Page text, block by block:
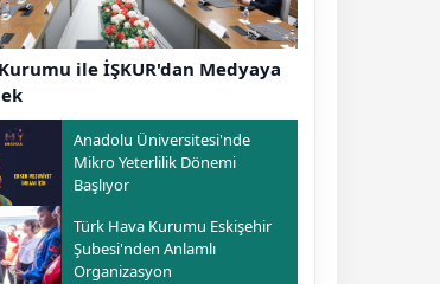
ile İŞKUR'dan Medyaya
Anadolu Üniversitesi'nde
Mikro Yeterlilik Dönemi
Başlıyor
Türk Hava Kurumu Eskişehir
Şubesi'nden Anlamlı
Organizasyon